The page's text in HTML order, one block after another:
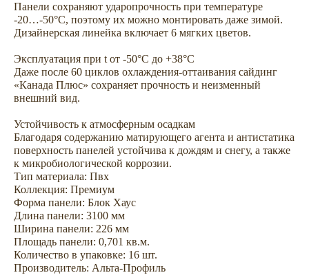
Панели сохраняют ударопрочность при температуре
-20…-50°С, поэтому их можно монтировать даже зимой.
Дизайнерская линейка включает 6 мягких цветов.
Эксплуатация при t от -50°С до +38°С
Даже после 60 циклов охлаждения-оттаивания сайдинг
«Канада Плюс» сохраняет прочность и неизменный
внешний вид.
Устойчивость к атмосферным осадкам
Благодаря содержанию матирующего агента и антистатика
поверхность панелей устойчива к дождям и снегу, а также
к микробиологической коррозии.
Тип материала: Пвх
Коллекция: Премиум
Форма панели: Блок Хаус
Длина панели: 3100 мм
Ширина панели: 226 мм
Площадь панели: 0,701 кв.м.
Количество в упаковке: 16 шт.
Производитель: Альта-Профиль
Сопутствующие товары —
комплектуем сайдинг всем
необходимым для облицовки
дома